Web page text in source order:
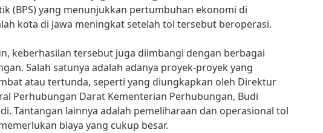
(BPS) yang menunjukkan pertumbuhan ekonomi di
kota di Jawa meningkat setelah tol tersebut beroperasi.
keberhasilan tersebut juga diimbangi dengan berbagai
Salah satunya adalah adanya proyek-proyek yang
atau tertunda, seperti yang diungkapkan oleh Direktur
Perhubungan Darat Kementerian Perhubungan, Budi
Tantangan lainnya adalah pemeliharaan dan operasional tol
biaya yang cukup besar.